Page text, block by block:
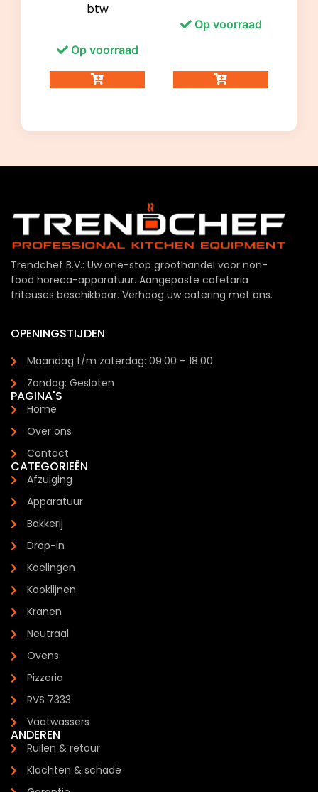
btw
Op voorraad
Op voorraad
Trendchef B.V.: Uw one-stop groothandel voor non-
food horeca-apparatuur. Aangepaste cafetaria
friteuses beschikbaar. Verhoog uw catering met ons.
OPENINGSTIJDEN
Maandag t/m zaterdag: 09:00 – 18:00
Zondag: Gesloten
PAGINA'S
Home
Over ons
Contact
CATEGORIEËN
Afzuiging
Apparatuur
Bakkerij
Drop-in
Koelingen
Kooklijnen
Kranen
Neutraal
Ovens
Pizzeria
RVS 7333
Vaatwassers
ANDEREN
Ruilen & retour
Klachten & schade